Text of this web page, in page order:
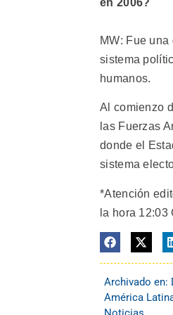
en 2006?
MW: Fue
sistema
humanos.
Al comienzo
las Fuerzas
donde el
sistema
*Atención
la hora 12:03
Archivado en:
América